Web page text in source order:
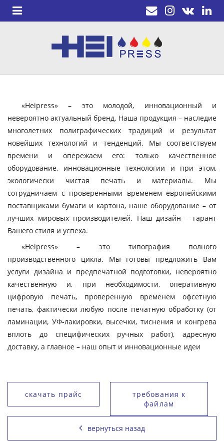
«Heipress» – это молодой, инновационный и
невероятно актуальный бренд. Наша продукция – наследие
многолетних полиграфических традиций и результат
новейших технологий и тенденций. Мы соответствуем
времени и опережаем его: только качественное
оборудование, инновационные технологии и при этом,
экологически чистая печать и материалы. Мы
сотрудничаем с проверенными временем европейскими
поставщиками бумаги и картона, наше оборудование – от
лучших мировых производителей. Наш дизайн – гарант
Вашего стиля и успеха.
«Heipress» – это типография полного
производственного цикла. Мы готовы предложить Вам
услуги дизайна и предпечатной подготовки, невероятно
качественную и, при необходимости, оперативную
цифровую печать, проверенную временем офсетную
печать, фактически любую после печатную обработку (от
ламинации, УФ-лакировки, высечки, тиснения и конгрева
вплоть до специфических ручных работ), адресную
доставку, а главное – наш опыт и инновационные идеи
скачать прайс
требования к
файлам
вернуться назад